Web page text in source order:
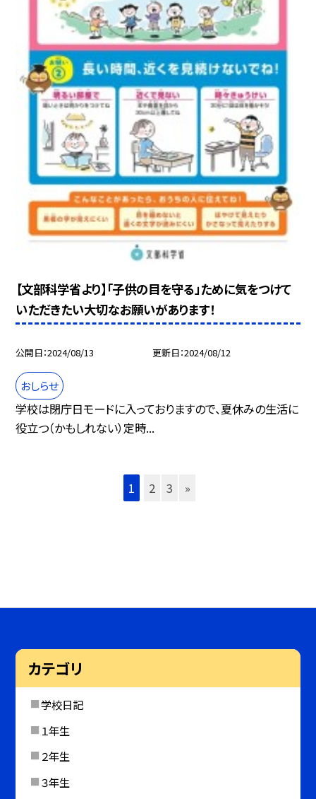
【文部科学省より】「子供の目を守る」ために気をつけて
いただきたい大切なお願いがあります！
公開日 2024/08/13 更新日 2024/08/12
おしらせ
学校は閉庁日モードに入っておりますので、夏休みの生活に
役立つ（かもしれない）定時...
1 2 3 »
カテゴリ
学校日記
１年生
２年生
３年生